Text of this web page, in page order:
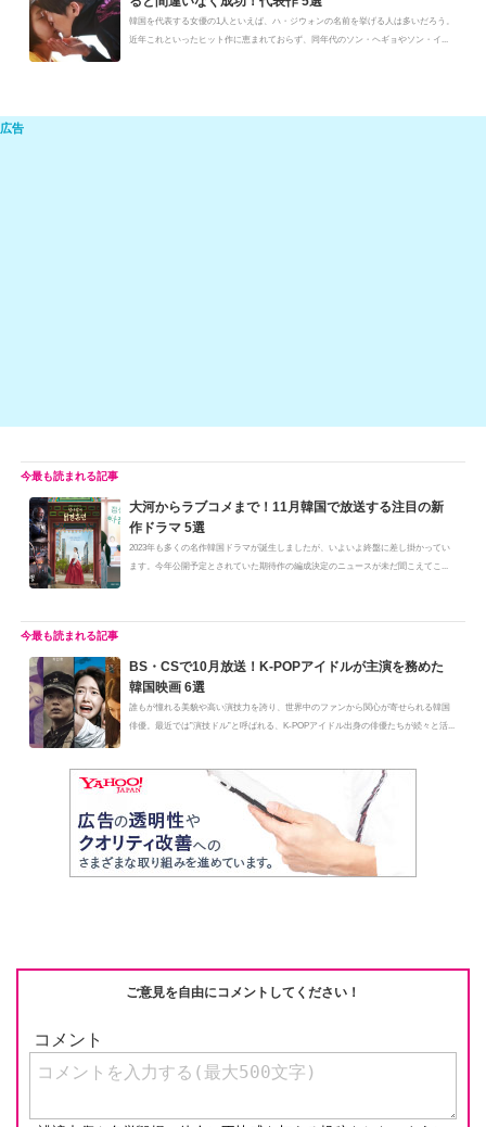
k
韓国を代表する女優の1人といえば、ハ・ジウォンの名前を挙げる人は多いだろう。
近年これといったヒット作に恵まれておらず、同年代のソン・ヘギョやソン・イ...
大河からラブコメまで！11月韓国で放送する注目の新
作ドラマ 5選
2023年も多くの名作韓国ドラマが誕生しましたが、いよいよ終盤に差し掛かってい
ます。今年公開予定とされていた期待作の編成決定のニュースが未だ聞こえてこ...
BS・CSで10月放送！K-POPアイドルが主演を務めた
韓国映画 6選
誰もが憧れる美貌や高い演技力を誇り、世界中のファンから関心が寄せられる韓国
俳優。最近では”演技ドル”と呼ばれる、K-POPアイドル出身の俳優たちが続々と活...
ご意見を自由にコメントしてください！